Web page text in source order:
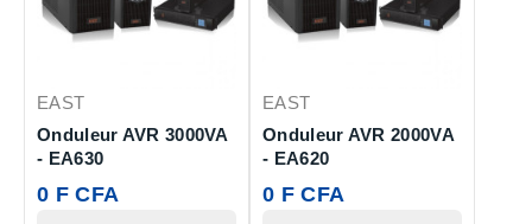
EAST
Onduleur AVR 3000VA
- EA630
0 F CFA
EAST
Onduleur AVR 2000VA
- EA620
0 F CFA